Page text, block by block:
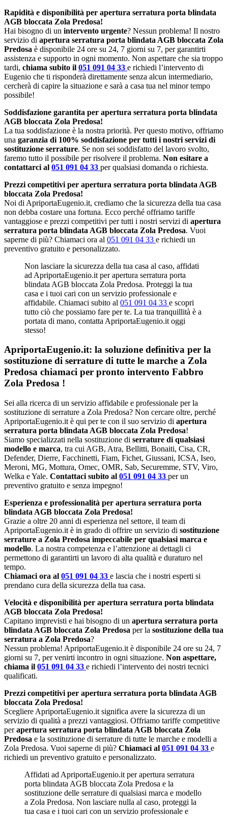
Rapidità e disponibilità per apertura serratura porta blindata
AGB bloccata Zola Predosa!
Hai bisogno di un intervento urgente? Nessun problema! Il nostro
servizio di apertura serratura porta blindata AGB bloccata Zola
Predosa è disponibile 24 ore su 24, 7 giorni su 7, per garantirti
assistenza e supporto in ogni momento. Non aspettare che sia troppo
tardi, chiama subito il 051 091 04 33 e richiedi l’intervento di
Eugenio che ti risponderà direttamente senza alcun intermediario,
cercherà di capire la situazione e sarà a casa tua nel minor tempo
possibile!
Soddisfazione garantita per apertura serratura porta blindata
AGB bloccata Zola Predosa!
La tua soddisfazione è la nostra priorità. Per questo motivo, offriamo
una garanzia di 100% soddisfazione per tutti i nostri servizi di
sostituzione serrature. Se non sei soddisfatto del lavoro svolto,
faremo tutto il possibile per risolvere il problema. Non esitare a
contattarci al 051 091 04 33 per qualsiasi domanda o richiesta.
Prezzi competitivi per apertura serratura porta blindata AGB
bloccata Zola Predosa!
Noi di ApriportaEugenio.it, crediamo che la sicurezza della tua casa
non debba costare una fortuna. Ecco perché offriamo tariffe
vantaggiose e prezzi competitivi per tutti i nostri servizi di apertura
serratura porta blindata AGB bloccata Zola Predosa. Vuoi
saperne di più? Chiamaci ora al 051 091 04 33 e richiedi un
preventivo gratuito e personalizzato.
Non lasciare la sicurezza della tua casa al caso, affidati
ad ApriportaEugenio.it per apertura serratura porta
blindata AGB bloccata Zola Predosa. Proteggi la tua
casa e i tuoi cari con un servizio professionale e
affidabile. Chiamaci subito al 051 091 04 33 e scopri
tutto ciò che possiamo fare per te. La tua tranquillità è a
portata di mano, contatta ApriportaEugenio.it oggi
stesso!
ApriportaEugenio.it: la soluzione definitiva per la
sostituzione di serrature di tutte le marche a Zola
Predosa chiamaci per pronto intervento Fabbro
Zola Predosa !
Sei alla ricerca di un servizio affidabile e professionale per la
sostituzione di serrature a Zola Predosa? Non cercare oltre, perché
ApriportaEugenio.it è qui per te con il suo servizio di apertura
serratura porta blindata AGB bloccata Zola Predosa!
Siamo specializzati nella sostituzione di serrature di qualsiasi
modello e marca, tra cui AGB, Atra, Bellitti, Bonaiti, Cisa, CR,
Defender, Dierre, Facchinetti, Fiam, Fichet, Giussani, ICSA, Iseo,
Meroni, MG, Mottura, Omec, OMR, Sab, Securemme, STV, Viro,
Welka e Yale. Contattaci subito al 051 091 04 33 per un
preventivo gratuito e senza impegno!
Esperienza e professionalità per apertura serratura porta
blindata AGB bloccata Zola Predosa!
Grazie a oltre 20 anni di esperienza nel settore, il team di
ApriportaEugenio.it è in grado di offrire un servizio di sostituzione
serrature a Zola Predosa impeccabile per qualsiasi marca e
modello. La nostra competenza e l’attenzione ai dettagli ci
permettono di garantirti un lavoro di alta qualità e duraturo nel
tempo.
Chiamaci ora al 051 091 04 33 e lascia che i nostri esperti si
prendano cura della sicurezza della tua casa.
Velocità e disponibilità per apertura serratura porta blindata
AGB bloccata Zola Predosa!
Capitano imprevisti e hai bisogno di un apertura serratura porta
blindata AGB bloccata Zola Predosa per la sostituzione della tua
serratura a Zola Predosa?
Nessun problema! ApriportaEugenio.it è disponibile 24 ore su 24, 7
giorni su 7, per venirti incontro in ogni situazione. Non aspettare,
chiama il 051 091 04 33 e richiedi l’intervento dei nostri tecnici
qualificati.
Prezzi competitivi per apertura serratura porta blindata AGB
bloccata Zola Predosa!
Scegliere ApriportaEugenio.it significa avere la sicurezza di un
servizio di qualità a prezzi vantaggiosi. Offriamo tariffe competitive
perapertura serratura porta blindata AGB bloccata Zola
Predosa e la sostituzione di serrature di tutte le marche e modelli a
Zola Predosa. Vuoi saperne di più? Chiamaci al 051 091 04 33 e
richiedi un preventivo gratuito e personalizzato.
Affidati ad ApriportaEugenio.it per apertura serratura
porta blindata AGB bloccata Zola Predosa e la
sostituzione delle serrature di qualsiasi marca e modello
a Zola Predosa. Non lasciare nulla al caso, proteggi la
tua casa e i tuoi cari con un servizio professionale e